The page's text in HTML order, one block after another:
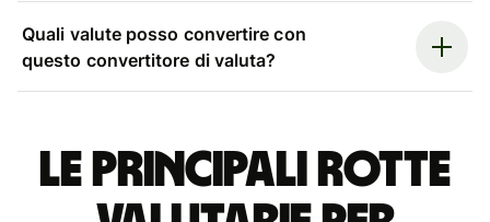
Quali valute posso convertire con
questo convertitore di valuta?
Le principali rotte